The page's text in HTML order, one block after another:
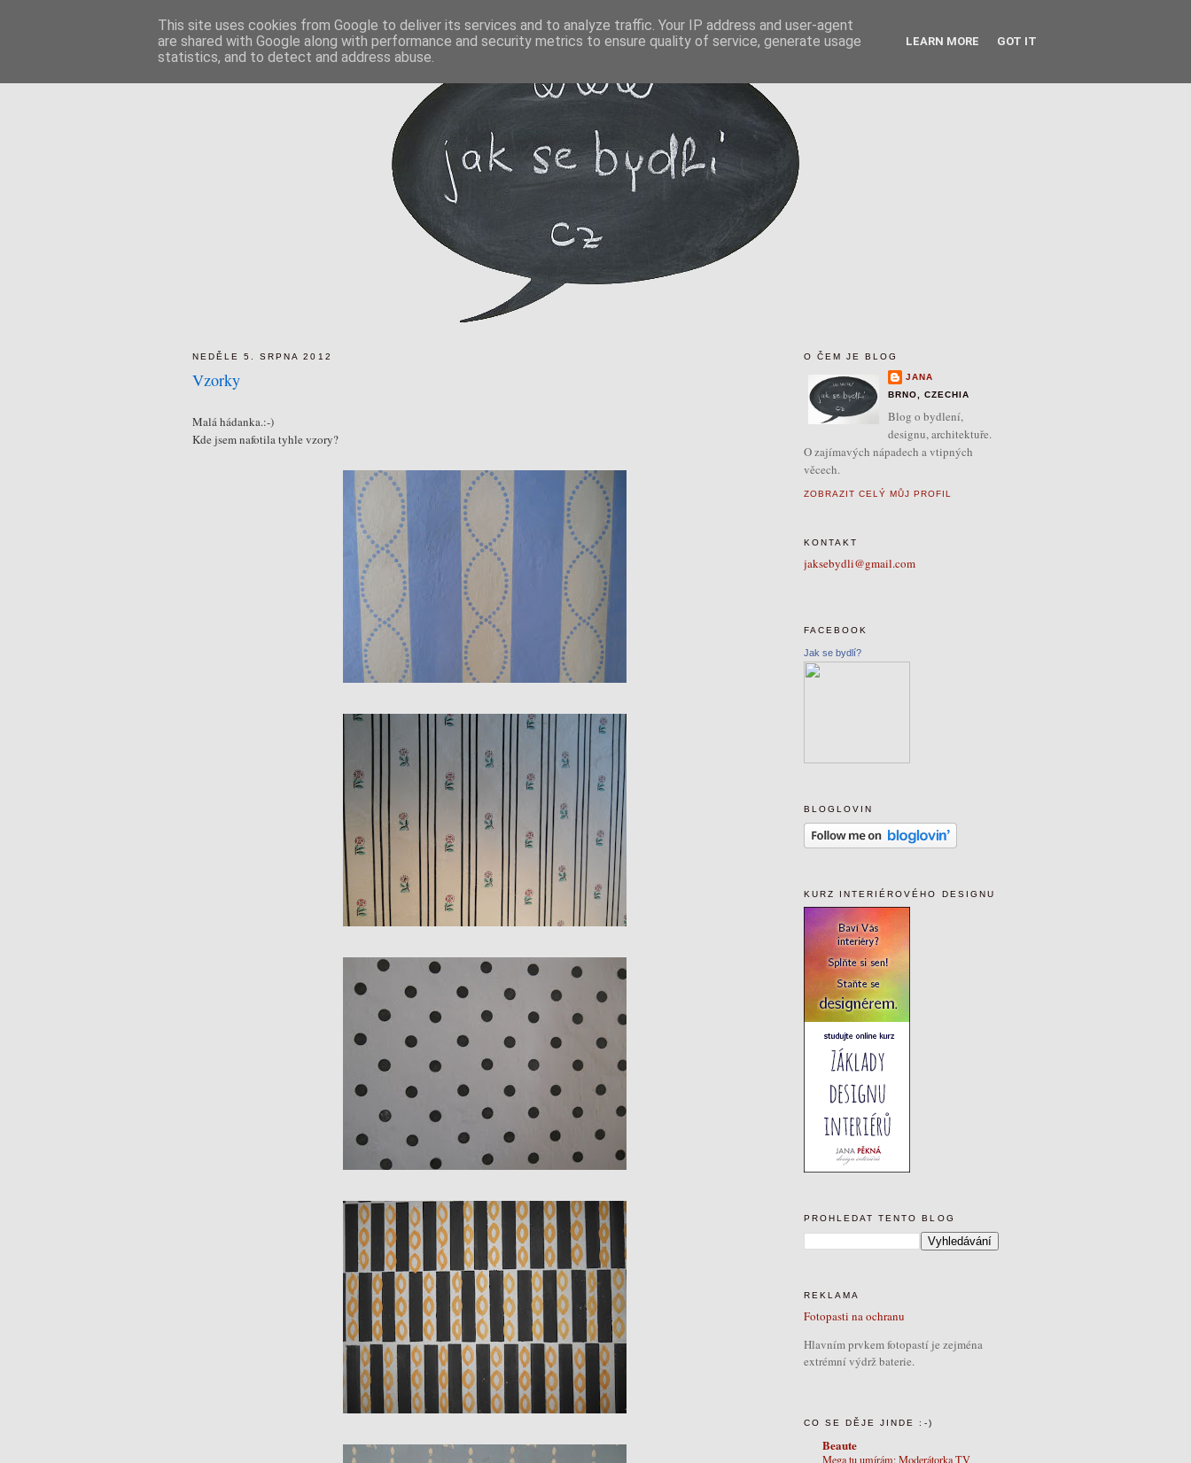
NEDĚLE 5. SRPNA 2012
Vzorky
Malá hádanka.:-)
Kde jsem nafotila tyhle vzory?
O ČEM JE BLOG
JANA
BRNO, CZECHIA
Blog o bydlení,
designu, architektuře.
O zajímavých nápadech a vtipných
věcech.
ZOBRAZIT CELÝ MŮJ PROFIL
KONTAKT
jaksebydli@gmail.com
FACEBOOK
Jak se bydlí?
BLOGLOVIN
KURZ INTERIÉROVÉHO DESIGNU
PROHLEDAT TENTO BLOG
REKLAMA
Fotopasti na ochranu
Hlavním prvkem fotopastí je zejména
extrémní výdrž baterie.
CO SE DĚJE JINDE :-)
Beaute
Mega tu umírám: Moderátorka TV
This site uses cookies from Google to deliver its services and to analyze traffic. Your IP address and user-agent
are shared with Google along with performance and security metrics to ensure quality of service, generate usage
statistics, and to detect and address abuse.
LEARN MORE GOT IT